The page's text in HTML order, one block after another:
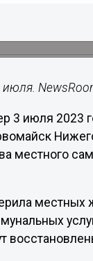
3 июля 2023
местного
местных